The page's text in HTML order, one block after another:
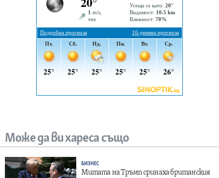
Може да ви хареса също
БИЗНЕС
Митата на Тръмп сринаха британския